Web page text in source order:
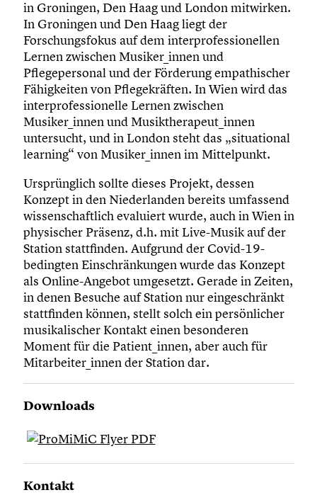
in Groningen, Den Haag und London mitwirken.
In Groningen und Den Haag liegt der
Forschungsfokus auf dem interprofessionellen
Lernen zwischen Musiker_innen und
Pflegepersonal und der Förderung empathischer
Fähigkeiten von Pflegekräften. In Wien wird das
interprofessionelle Lernen zwischen
Musiker_innen und Musiktherapeut_innen
untersucht, und in London steht das „situational
learning“ von Musiker_innen im Mittelpunkt.
Ursprünglich sollte dieses Projekt, dessen
Konzept in den Niederlanden bereits umfassend
wissenschaftlich evaluiert wurde, auch in Wien in
physischer Präsenz, d.h. mit Live-Musik auf der
Station stattfinden. Aufgrund der Covid-19-
bedingten Einschränkungen wurde das Konzept
als Online-Angebot umgesetzt. Gerade in Zeiten,
in denen Besuche auf Station nur eingeschränkt
stattfinden können, stellt solch ein persönlicher
musikalischer Kontakt einen besonderen
Moment für die Patient_innen, aber auch für
Mitarbeiter_innen der Station dar.
Downloads
Kontakt